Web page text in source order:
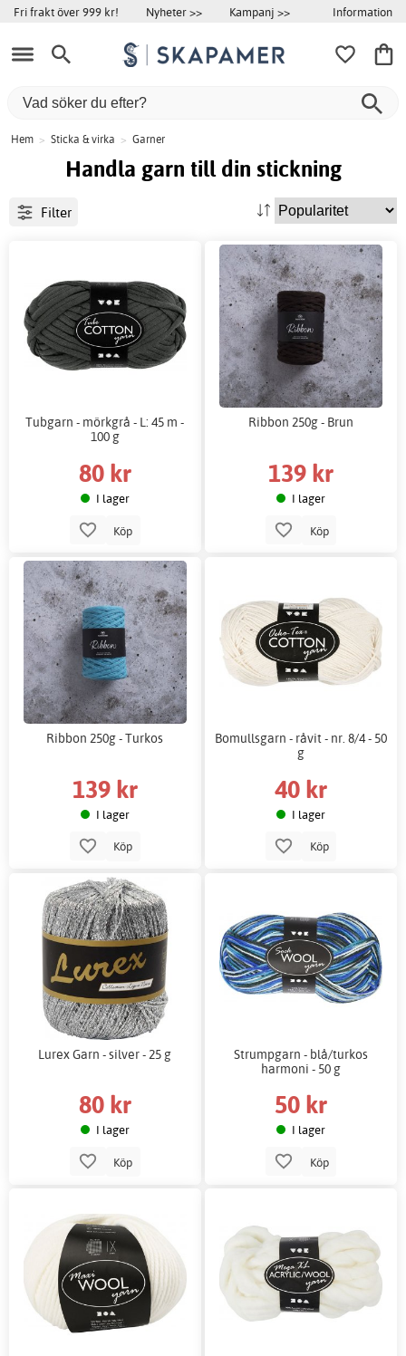
Fri frakt över 999 kr! Nyheter >> Kampanj >> Information
Hem > Sticka & virka > Garner
Handla garn till din stickning
Filter
Tubgarn - mörkgrå - L: 45 m -
100 g
80 kr
I lager
Köp
Ribbon 250g - Brun
139 kr
I lager
Köp
Ribbon 250g - Turkos
139 kr
I lager
Köp
Bomullsgarn - råvit - nr. 8/4 - 50
g
40 kr
I lager
Köp
Lurex Garn - silver - 25 g
80 kr
I lager
Köp
Strumpgarn - blå/turkos
harmoni - 50 g
50 kr
I lager
Köp